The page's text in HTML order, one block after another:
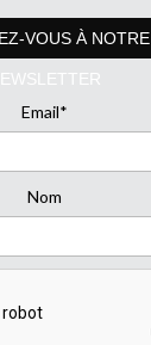
VOUS À NOTRE
Email*
Nom